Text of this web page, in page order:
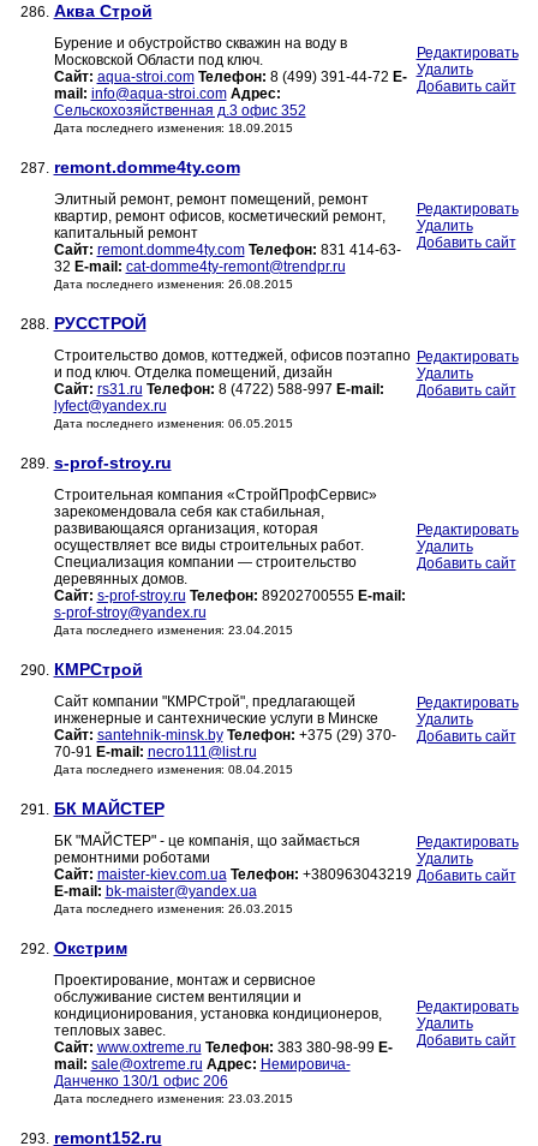
286. Аква Строй
Бурение и обустройство скважин на воду в
Московской Области под ключ.
Сайт: aqua-stroi.com Телефон: 8 (499) 391-44-72 E-
mail: info@aqua-stroi.com Адрес:
Сельскохозяйственная д.3 офис 352
Дата последнего изменения: 18.09.2015
Редактировать
Удалить
Добавить сайт
287. remont.domme4ty.com
Элитный ремонт, ремонт помещений, ремонт
квартир, ремонт офисов, косметический ремонт,
капитальный ремонт
Сайт: remont.domme4ty.com Телефон: 831 414-63-
32 E-mail: cat-domme4ty-remont@trendpr.ru
Дата последнего изменения: 26.08.2015
Редактировать
Удалить
Добавить сайт
288. РУССТРОЙ
Строительство домов, коттеджей, офисов поэтапно
и под ключ. Отделка помещений, дизайн
Сайт: rs31.ru Телефон: 8 (4722) 588-997 E-mail:
lyfect@yandex.ru
Дата последнего изменения: 06.05.2015
Редактировать
Удалить
Добавить сайт
289. s-prof-stroy.ru
Строительная компания «СтройПрофСервис»
зарекомендовала себя как стабильная,
развивающаяся организация, которая
осуществляет все виды строительных работ.
Специализация компании — строительство
деревянных домов.
Сайт: s-prof-stroy.ru Телефон: 89202700555 E-mail:
s-prof-stroy@yandex.ru
Дата последнего изменения: 23.04.2015
Редактировать
Удалить
Добавить сайт
290. КМРСтрой
Сайт компании "КМРСтрой", предлагающей
инженерные и сантехнические услуги в Минске
Сайт: santehnik-minsk.by Телефон: +375 (29) 370-
70-91 E-mail: necro111@list.ru
Дата последнего изменения: 08.04.2015
Редактировать
Удалить
Добавить сайт
291. БК МАЙСТЕР
БК "МАЙСТЕР" - це компанія, що займається
ремонтними роботами
Сайт: maister-kiev.com.ua Телефон: +380963043219
E-mail: bk-maister@yandex.ua
Дата последнего изменения: 26.03.2015
Редактировать
Удалить
Добавить сайт
292. Окстрим
Проектирование, монтаж и сервисное
обслуживание систем вентиляции и
кондиционирования, установка кондиционеров,
тепловых завес.
Сайт: www.oxtreme.ru Телефон: 383 380-98-99 E-
mail: sale@oxtreme.ru Адрес: Немировича-
Данченко 130/1 офис 206
Дата последнего изменения: 23.03.2015
Редактировать
Удалить
Добавить сайт
293. remont152.ru